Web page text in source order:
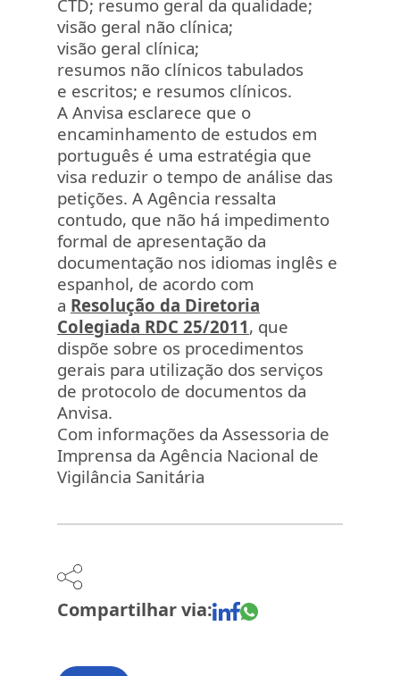
CTD; resumo geral da qualidade;
visão geral não clínica;
visão geral clínica;
resumos não clínicos tabulados
e escritos; e resumos clínicos.
A Anvisa esclarece que o
encaminhamento de estudos em
português é uma estratégia que
visa reduzir o tempo de análise das
petições. A Agência ressalta
contudo, que não há impedimento
formal de apresentação da
documentação nos idiomas inglês e
espanhol, de acordo com
a Resolução da Diretoria
Colegiada RDC 25/2011, que
dispõe sobre os procedimentos
gerais para utilização dos serviços
de protocolo de documentos da
Anvisa.
Com informações da Assessoria de
Imprensa da Agência Nacional de
Vigilância Sanitária
Compartilhar via: